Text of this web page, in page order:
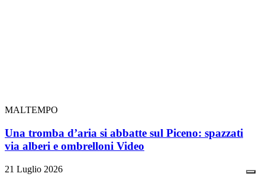
MALTEMPO
Una tromba d’aria si abbatte sul Piceno: spazzati
via alberi e ombrelloni Video
21 Luglio 2026